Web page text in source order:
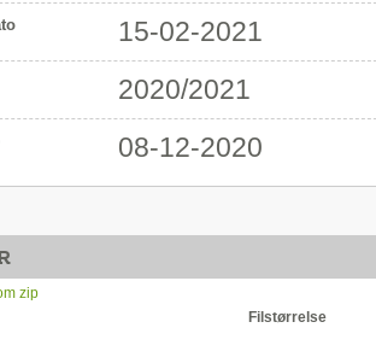
15-02-2021
2020/2021
08-12-2020
zip
Filstørrelse